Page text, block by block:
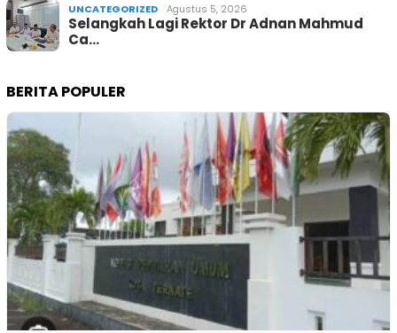
UNCATEGORIZED Agustus 5, 2026
Selangkah Lagi Rektor Dr Adnan Mahmud
Ca…
BERITA POPULER